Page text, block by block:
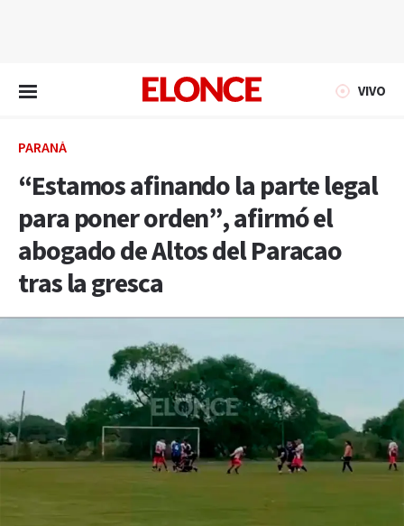
VIVO
PARANÁ
“Estamos afinando la parte legal
para poner orden”, afirmó el
abogado de Altos del Paracao
tras la gresca